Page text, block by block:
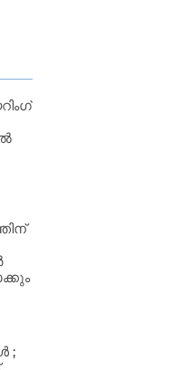
;